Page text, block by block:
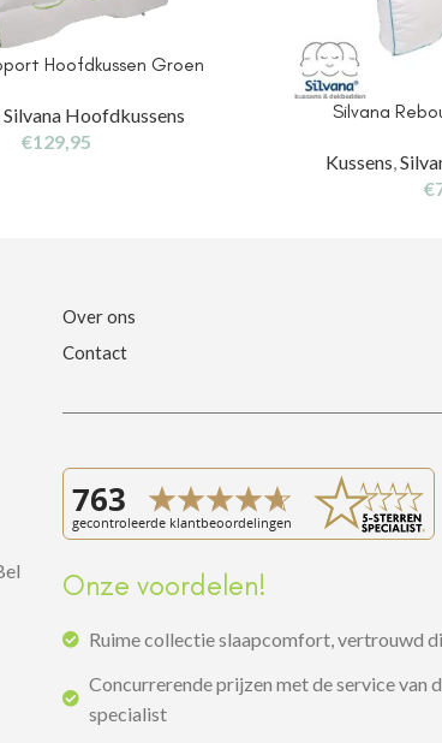
Hoofdkussen Groen
Silvana Hoofdkussens
€129,95
Silvana
Kussens,
€
Over ons
Contact
Onze voordelen!
Ruime collectie slaapcomfort, vertrouwd
Concurrerende prijzen met de service van
specialist